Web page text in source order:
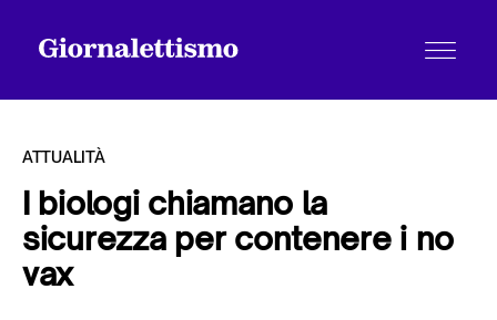
Tutti gli articoli
ATTUALITÀ
I biologi chiamano la
sicurezza per contenere i no
vax